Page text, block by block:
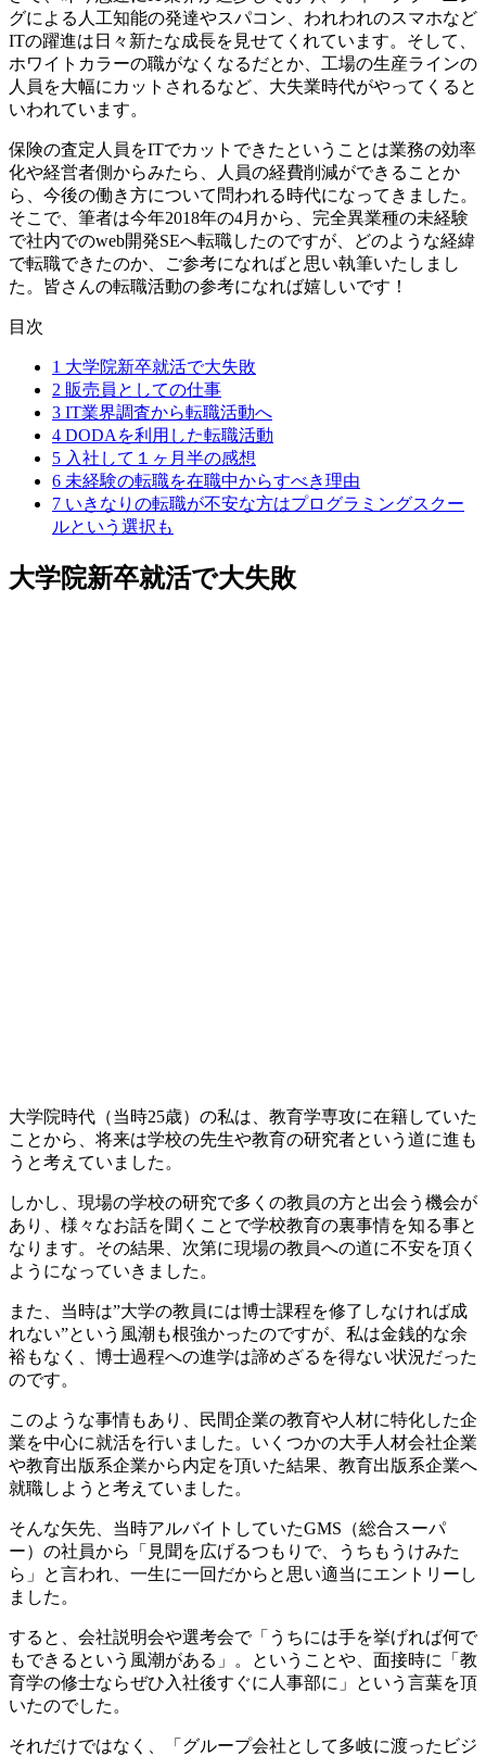
グによる人工知能の発達やスパコン、われわれのスマホなど
ITの躍進は日々新たな成長を見せてくれています。そして、
ホワイトカラーの職がなくなるだとか、工場の生産ラインの
人員を大幅にカットされるなど、大失業時代がやってくると
いわれています。
保険の査定人員をITでカットできたということは業務の効率
化や経営者側からみたら、人員の経費削減ができることか
ら、今後の働き方について問われる時代になってきました。
そこで、筆者は今年2018年の4月から、完全異業種の未経験
で社内でのweb開発SEへ転職したのですが、どのような経緯
で転職できたのか、ご参考になればと思い執筆いたしまし
た。皆さんの転職活動の参考になれば嬉しいです！
目次
1 大学院新卒就活で大失敗
2 販売員としての仕事
3 IT業界調査から転職活動へ
4 DODAを利用した転職活動
5 入社して１ヶ月半の感想
6 未経験の転職を在職中からすべき理由
7 いきなりの転職が不安な方はプログラミングスクー
ルという選択も
大学院新卒就活で大失敗
大学院時代（当時25歳）の私は、教育学専攻に在籍していた
ことから、将来は学校の先生や教育の研究者という道に進も
う と考えていました。
しかし、現場の学校の研究で多くの教員の方と出会う機会が
あり、様々なお話を聞くことで学校教育の裏事情を知る事と
なります。その結果、次第に現場の教員への道に不安を頂く
ようになっていきました。
また、当時は”大学の教員には博士課程を修了しなければ成
れない”という風潮も根強かったのですが、私は金銭的な余
裕もなく、博士過程への進学は諦めざるを得ない状況だった
のです。
このような事情もあり、
民間企業の教育や人材に特化した企
業を中心に就活を行いました。 いくつかの大手人材会社企業
や教育出版系企業から内定を頂いた結果、教育出版系企業へ
就職しようと考えていました。
そんな矢先、当時アルバイトしていたGMS（総合スーパ
ー）の社員から「見聞を広げるつもりで、うちもうけみた
ら」と言われ、一生に一回だからと思い適当にエントリーし
ました。
すると、会社説明会や選考会で「うちには手を挙げれば何で
もできるという風潮がある」。ということや、面接時に「教
育学の修士ならぜひ入社後すぐに人事部に」という言葉を頂
いたのでした。
それだけではなく、「グループ会社として多岐に渡ったビジ